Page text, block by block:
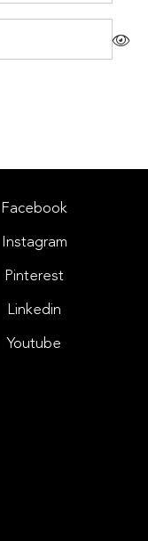
Facebook
Instagram
Pinterest
Linkedin
Youtube